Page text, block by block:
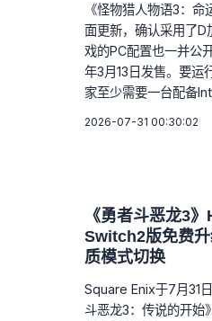
《怪物猎人物语3：
面更新，确认采用了D
戏的PC配置也一并公
年3月13日发售。要运
家至少需要一台配备
2026-07-31 00:30:02
《勇者斗恶龙3
Switch2版免费
质模式切换
Square Enix于7月31
斗恶龙3：传说的开始